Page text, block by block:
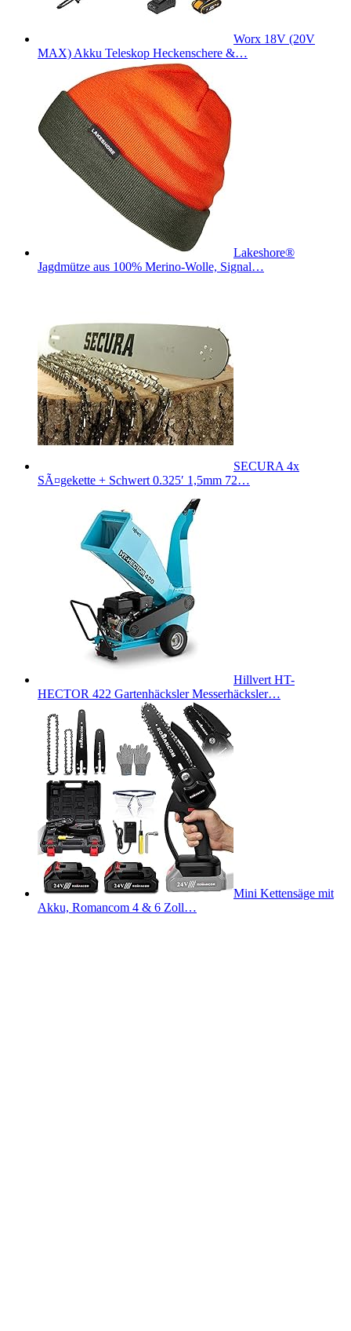
Worx 18V (20V
MAX) Akku Teleskop Heckenschere &…
Lakeshore®
Jagdmütze aus 100% Merino-Wolle, Signal…
SECURA 4x
SÃ¤gekette + Schwert 0.325′ 1,5mm 72…
Hillvert HT-
HECTOR 422 Gartenhäcksler Messerhäcksler…
Mini Kettensäge mit
Akku, Romancom 4 & 6 Zoll…